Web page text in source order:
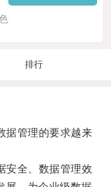
排行
管理的要求越来
全、数据管理效